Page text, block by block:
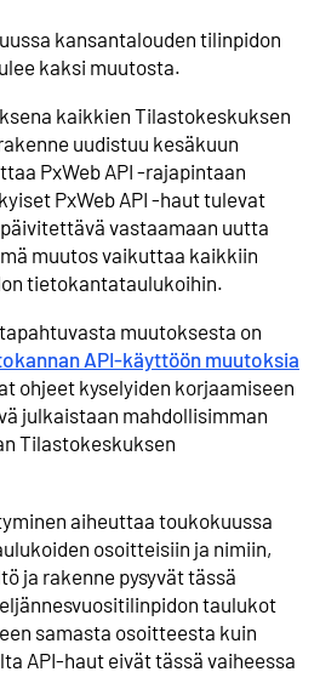
kansantalouden tilinpidon
kaksi muutosta.
kaikkien Tilastokeskuksen
uudistuu kesäkuun
PxWeb API -rajapintaan
PxWeb API -haut tulevat
vastaamaan uutta
muutos vaikuttaa kaikkiin
tietokantataulukoihin.
muutoksesta on
API-käyttöön muutoksia
ohjeet kyselyiden korjaamiseen
julkaistaan mahdollisimman
Tilastokeskuksen
aiheuttaa toukokuussa
osoitteisiin ja nimiin,
ja rakenne pysyvät tässä
taulukot
samasta osoitteesta kuin
API-haut eivät tässä vaiheessa